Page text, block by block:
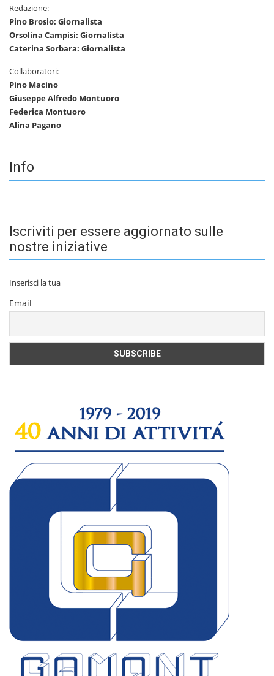
Redazione:
Pino Brosio: Giornalista
Orsolina Campisi: Giornalista
Caterina Sorbara: Giornalista
Collaboratori:
Pino Macino
Giuseppe Alfredo Montuoro
Federica Montuoro
Alina Pagano
Info
Iscriviti per essere aggiornato sulle
nostre iniziative
Inserisci la tua
Email